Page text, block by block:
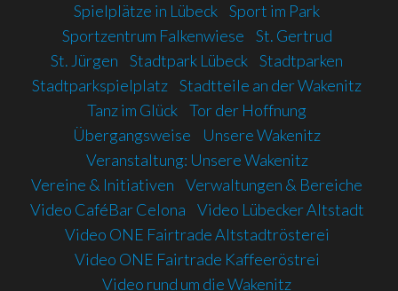
Spielplätze in Lübeck Sport im Park
Sportzentrum Falkenwiese
St. Gertrud
St. Jürgen
Stadtpark Lübeck Stadtparken
Stadtparkspielplatz Stadtteile an der Wakenitz
Tanz im Glück Tor der Hoffnung
Übergangsweise
Unsere Wakenitz
Veranstaltung: Unsere Wakenitz
Vereine & Initiativen
Verwaltungen & Bereiche
Video CaféBar Celona
Video Lübecker Altstadt
Video ONE Fairtrade Altstadtrösterei
Video ONE Fairtrade Kaffeeröstrei
Video rund um die Wakenitz